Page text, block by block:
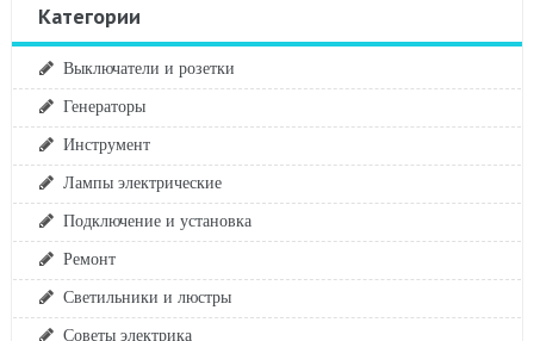
Категории
Выключатели и розетки
Генераторы
Инструмент
Лампы электрические
Подключение и установка
Ремонт
Светильники и люстры
Советы электрика